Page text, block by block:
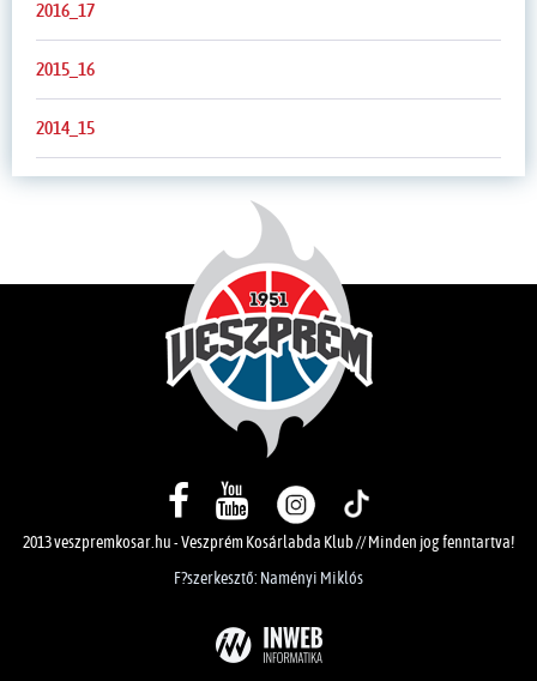
2016_17
2015_16
2014_15
2013 veszpremkosar.hu - Veszprém Kosárlabda Klub // Minden jog fenntartva!
F?szerkesztő: Naményi Miklós